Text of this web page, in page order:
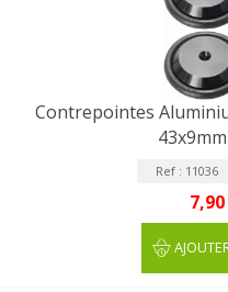
Contrepointes
Ref : 11036